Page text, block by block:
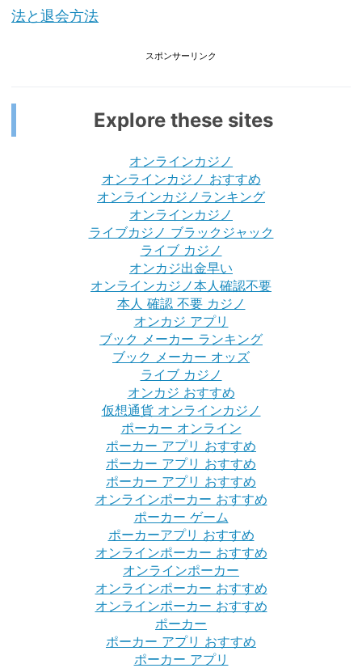
法と退会方法
スポンサーリンク
Explore these sites
オンラインカジノ
オンラインカジノ おすすめ
オンラインカジノランキング
オンラインカジノ
ライブカジノ ブラックジャック
ライブ カジノ
オンカジ出金早い
オンラインカジノ本人確認不要
本人 確認 不要 カジノ
オンカジ アプリ
ブック メーカー ランキング
ブック メーカー オッズ
ライブ カジノ
オンカジ おすすめ
仮想通貨 オンラインカジノ
ポーカー オンライン
ポーカー アプリ おすすめ
ポーカー アプリ おすすめ
ポーカー アプリ おすすめ
オンラインポーカー おすすめ
ポーカー ゲーム
ポーカーアプリ おすすめ
オンラインポーカー おすすめ
オンラインポーカー
オンラインポーカー おすすめ
オンラインポーカー おすすめ
ポーカー
ポーカー アプリ おすすめ
ポーカー アプリ